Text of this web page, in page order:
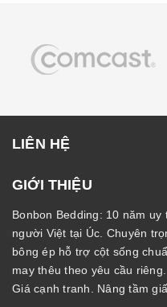
LIÊN HỆ
GIỚI THIỆU
Bonbon Bedding: 10 năm
người Việt tại Úc. Chuyên
bông ép hỗ trợ cột sống
may thêu theo yêu cầu
Giá cạnh tranh. Nâng tầm